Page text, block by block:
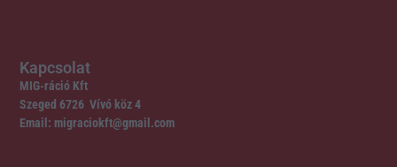
Kapcsolat
MIG-ráció Kft
Szeged 6726 Vívó köz 4
Email: migraciokft@gmail.com